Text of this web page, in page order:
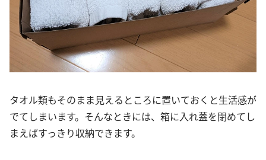
タオル類もそのまま見えるところに置いておくと生活感が
でてしまいます。そんなときには、箱に入れ蓋を閉めてし
まえばすっきり収納できます。